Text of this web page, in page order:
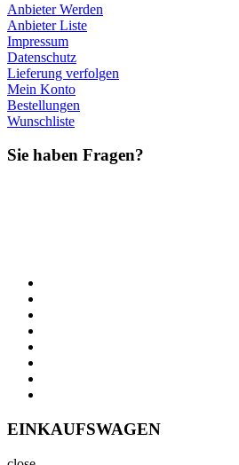
Anbieter Werden
Anbieter Liste
Impressum
Datenschutz
Lieferung verfolgen
Mein Konto
Bestellungen
Wunschliste
Sie haben Fragen?
EINKAUFSWAGEN